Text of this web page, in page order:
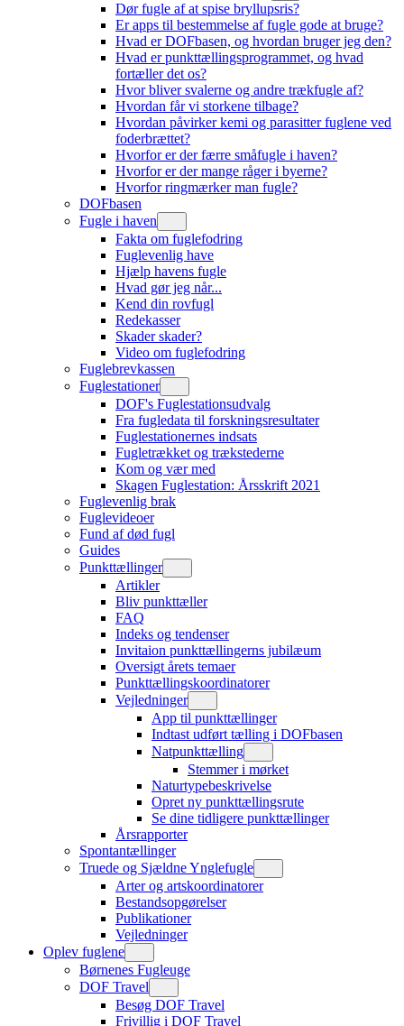
Dør fugle af at spise bryllupsris?
Er apps til bestemmelse af fugle gode at bruge?
Hvad er DOFbasen, og hvordan bruger jeg den?
Hvad er punkttællingsprogrammet, og hvad
fortæller det os?
Hvor bliver svalerne og andre trækfugle af?
Hvordan får vi storkene tilbage?
Hvordan påvirker kemi og parasitter fuglene ved
foderbrættet?
Hvorfor er der færre småfugle i haven?
Hvorfor er der mange råger i byerne?
Hvorfor ringmærker man fugle?
DOFbasen
Fugle i haven
Fakta om fuglefodring
Fuglevenlig have
Hjælp havens fugle
Hvad gør jeg når...
Kend din rovfugl
Redekasser
Skader skader?
Video om fuglefodring
Fuglebrevkassen
Fuglestationer
DOF's Fuglestationsudvalg
Fra fugledata til forskningsresultater
Fuglestationernes indsats
Fugletrækket og trækstederne
Kom og vær med
Skagen Fuglestation: Årsskrift 2021
Fuglevenlig brak
Fuglevideoer
Fund af død fugl
Guides
Punkttællinger
Artikler
Bliv punkttæller
FAQ
Indeks og tendenser
Invitaion punkttællingerns jubilæum
Oversigt årets temaer
Punkttællingskoordinatorer
Vejledninger
App til punkttællinger
Indtast udført tælling i DOFbasen
Natpunkttælling
Stemmer i mørket
Naturtypebeskrivelse
Opret ny punkttællingsrute
Se dine tidligere punkttællinger
Årsrapporter
Spontantællinger
Truede og Sjældne Ynglefugle
Arter og artskoordinatorer
Bestandsopgørelser
Publikationer
Vejledninger
Oplev fuglene
Børnenes Fugleuge
DOF Travel
Besøg DOF Travel
Frivillig i DOF Travel